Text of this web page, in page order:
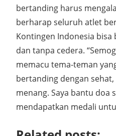
bertanding harus
berharap seluruh atlet
Kontingen Indonesia
dan tanpa cedera.
memacu tema-teman
bertanding dengan
menang. Saya bantu doa
mendapatkan medali